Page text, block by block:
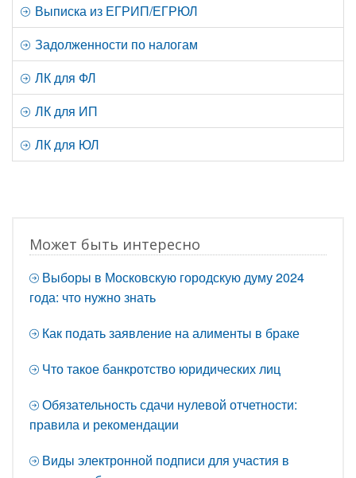
Выписка из ЕГРИП/ЕГРЮЛ
Задолженности по налогам
ЛК для ФЛ
ЛК для ИП
ЛК для ЮЛ
Может быть интересно
Выборы в Московскую городскую думу 2024
года: что нужно знать
Как подать заявление на алименты в браке
Что такое банкротство юридических лиц
Обязательность сдачи нулевой отчетности:
правила и рекомендации
Виды электронной подписи для участия в